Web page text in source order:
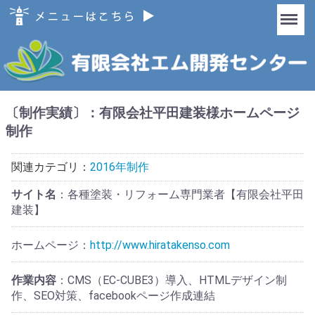
Menu
〔制作実績〕：有限会社平田建装様ホームページ
制作
関連カテゴリ： 2016年制作
サイト名 ：各種塗装・リフォーム専門業者【有限会社平田
建装】
ホームページ： http://www.hiratakenso.com
作業内容 ：CMS（EC-CUBE3）導入、HTMLデザイン制
作、SEO対策、facebookページ作成連結